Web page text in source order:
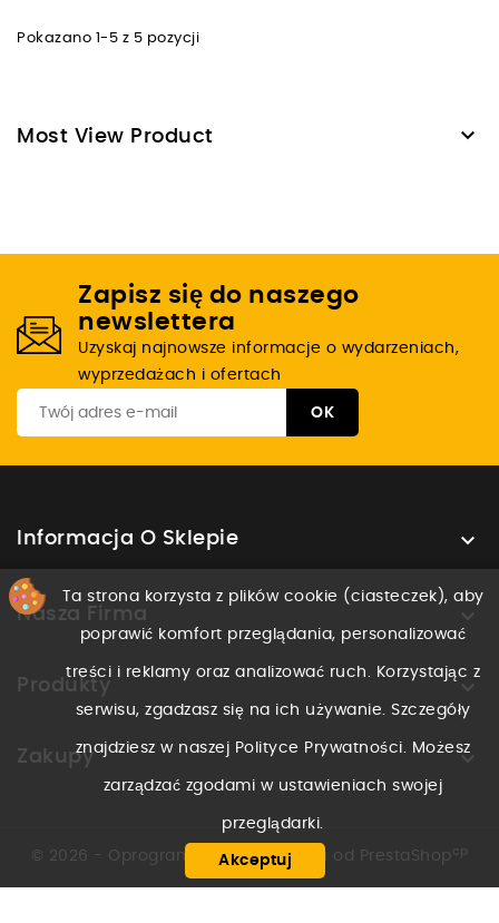
Pokazano 1-5 z 5 pozycji
Most View Product 
Zapisz się do naszego
newslettera
Uzyskaj najnowsze informacje o wydarzeniach,
wyprzedażach i ofertach
Informacja O Sklepie 
Nasza Firma 
Produkty 
Zakupy 
Ta strona korzysta z plików cookie (ciasteczek), aby
poprawić komfort przeglądania, personalizować
treści i reklamy oraz analizować ruch. Korzystając z
serwisu, zgadzasz się na ich używanie. Szczegóły
znajdziesz w naszej Polityce Prywatności. Możesz
zarządzać zgodami w ustawieniach swojej
przeglądarki.
Akceptuj
© 2026 - Oprogramowanie e-sklepu od PrestaShop cp